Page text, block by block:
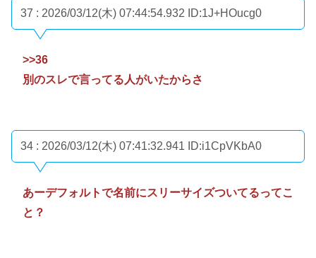
37 : 2026/03/12(木) 07:44:54.932 ID:1J+HOucg0
>>36
別のスレで言ってる人がいたからさ
34 : 2026/03/12(木) 07:41:32.941 ID:i1CpVKbA0
あーデフォルトで名前にスリーサイズついてるってこ
と？